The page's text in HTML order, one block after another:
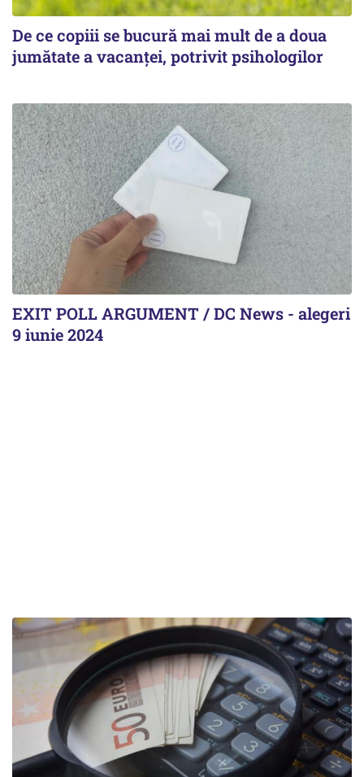
De ce copiii se bucură mai mult de a doua
jumătate a vacanței, potrivit psihologilor
EXIT POLL ARGUMENT / DC News - alegeri
9 iunie 2024